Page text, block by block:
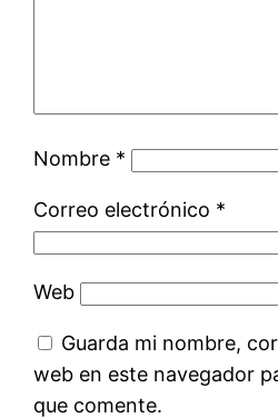
Nombre *
Correo electrónico *
Web
Guarda mi nombre,
web en este navegador
que comente.